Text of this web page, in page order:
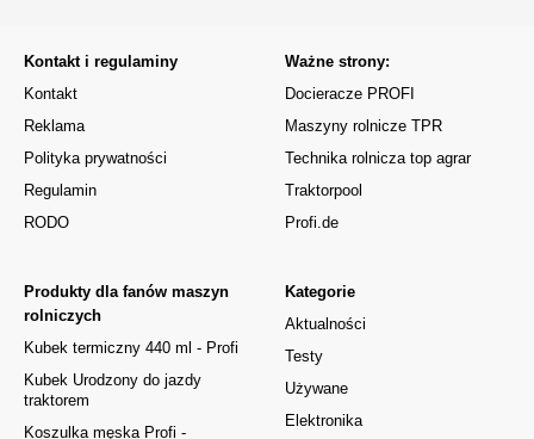
Kontakt i regulaminy
Kontakt
Reklama
Polityka prywatności
Regulamin
RODO
Kategorie
Aktualności
Testy
Używane
Elektronika
Produkty dla fanów maszyn
rolniczych
Kubek termiczny 440 ml - Profi
Kubek Urodzony do jazdy
traktorem
Koszulka męska Profi -
Ważne strony:
Docieracze PROFI
Maszyny rolnicze TPR
Technika rolnicza top agrar
Traktorpool
Profi.de